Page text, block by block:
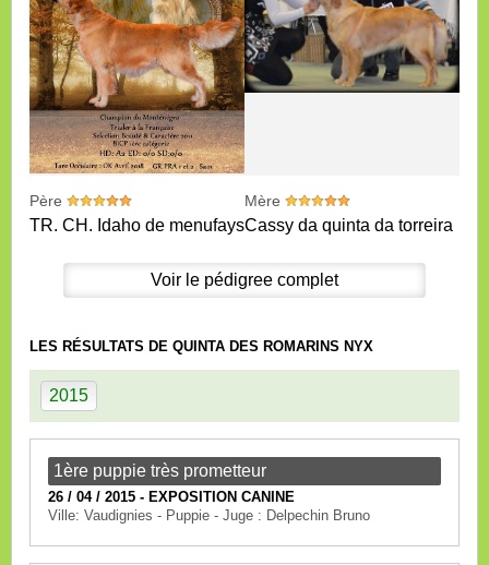
Père
TR. CH. Idaho de menufays
Mère
Cassy da quinta da torreira
Voir le pédigree complet
LES RÉSULTATS DE QUINTA DES ROMARINS NYX
2015
1ère puppie très prometteur
26 / 04 / 2015 - EXPOSITION CANINE
Ville: Vaudignies - Puppie - Juge : Delpechin Bruno